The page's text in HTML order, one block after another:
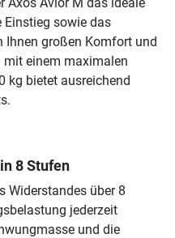
Axos Avior M das ideale
Einstieg sowie das
Ihnen großen Komfort und
einem maximalen
kg bietet ausreichend
8 Stufen
Widerstandes über 8
jederzeit
und die